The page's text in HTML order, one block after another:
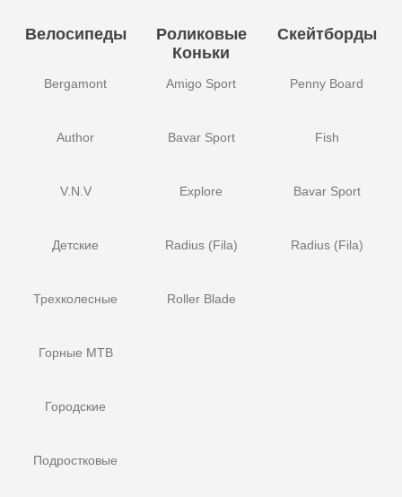
Велосипеды
Bergamont
Author
V.N.V
Детские
Трехколесные
Горные MTB
Городские
Подростковые
Роликовые
Коньки
Amigo Sport
Bavar Sport
Explore
Radius (Fila)
Roller Blade
Скейтборды
Penny Board
Fish
Bavar Sport
Radius (Fila)